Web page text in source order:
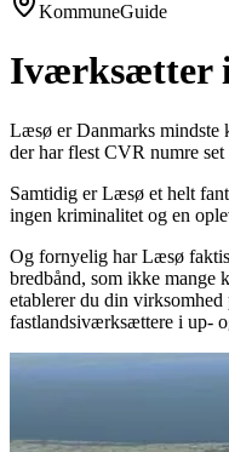
KommuneGuide
Iværksætter
Læsø er Danmarks mindste
der har flest CVR numre
Samtidig er Læsø et helt
ingen kriminalitet og en
Og fornyelig har Læsø
bredbånd, som ikke mange
etablerer du din
fastlandsiværksættere i up-